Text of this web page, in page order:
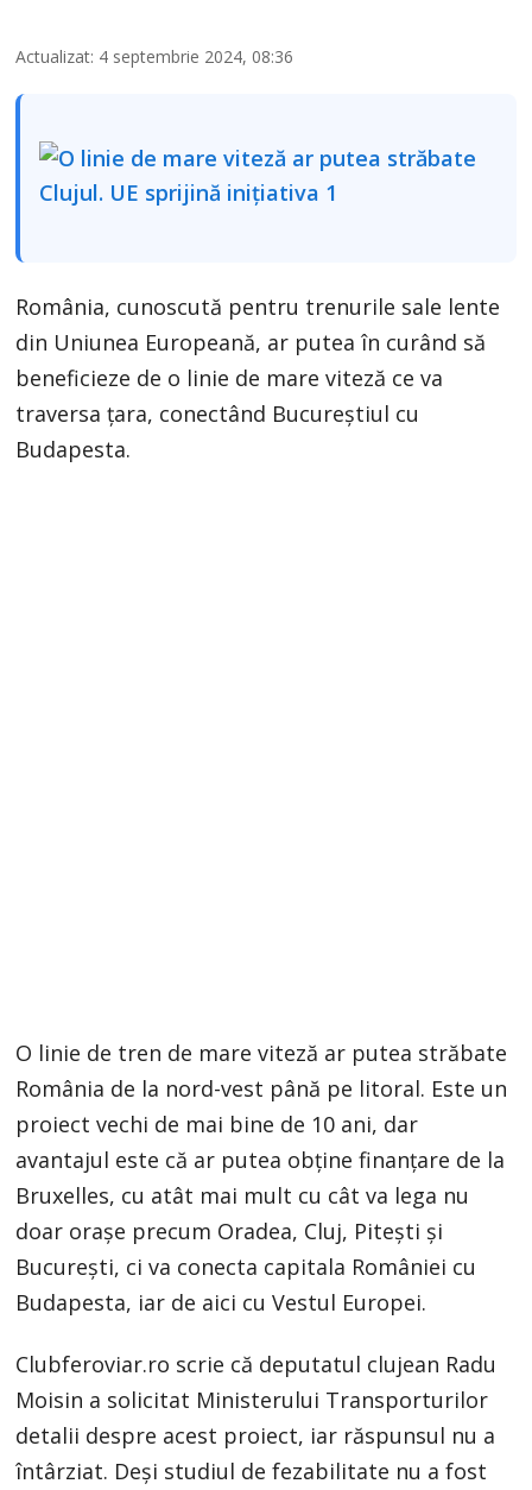
Actualizat: 4 septembrie 2024, 08:36
România, cunoscută pentru trenurile sale lente
din Uniunea Europeană, ar putea în curând să
beneficieze de o linie de mare viteză ce va
traversa țara, conectând Bucureștiul cu
Budapesta.
O linie de tren de mare viteză ar putea străbate
România de la nord-vest până pe litoral. Este un
proiect vechi de mai bine de 10 ani, dar
avantajul este că ar putea obține finanțare de la
Bruxelles, cu atât mai mult cu cât va lega nu
doar orașe precum Oradea, Cluj, Pitești și
București, ci va conecta capitala României cu
Budapesta, iar de aici cu Vestul Europei.
Clubferoviar.ro scrie că deputatul clujean Radu
Moisin a solicitat Ministerului Transporturilor
detalii despre acest proiect, iar răspunsul nu a
întârziat. Deși studiul de fezabilitate nu a fost